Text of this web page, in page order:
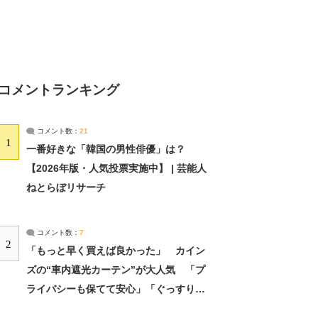
コメントランキング
1
コメント数： 21
一番好きな「韓国の男性俳優」は？
【2026年版・人気投票実施中】 | 芸能人
ねとらぼリサーチ
2
コメント数： 7
「もっと早く買えば良かった」 カイン
ズの“車内遮光カーテン”が大人気 「プ
ライバシーも保てて安心」「ぐっすり眠